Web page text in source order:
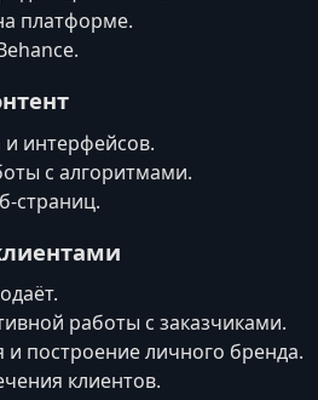
платформе.
и интерфейсов.
с алгоритмами.
работы с заказчиками.
построение личного бренда.
клиентов.